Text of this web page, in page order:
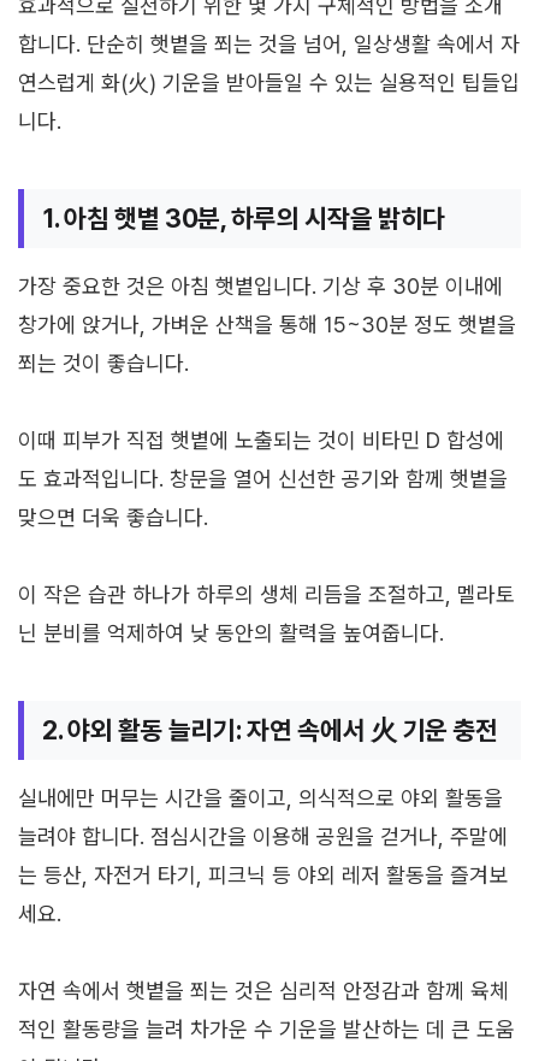
합니다. 단순히 햇볕을 쬐는 것을 넘어, 일상생활 속에서 자
연스럽게 화(火) 기운을 받아들일 수 있는 실용적인 팁들입
니다.
1. 아침 햇볕 30분, 하루의 시작을 밝히다
가장 중요한 것은 아침 햇볕입니다. 기상 후 30분 이내에
창가에 앉거나, 가벼운 산책을 통해 15~30분 정도 햇볕을
쬐는 것이 좋습니다.
이때 피부가 직접 햇볕에 노출되는 것이 비타민 D 합성에
도 효과적입니다. 창문을 열어 신선한 공기와 함께 햇볕을
맞으면 더욱 좋습니다.
이 작은 습관 하나가 하루의 생체 리듬을 조절하고, 멜라토
닌 분비를 억제하여 낮 동안의 활력을 높여줍니다.
2. 야외 활동 늘리기: 자연 속에서 火 기운 충전
실내에만 머무는 시간을 줄이고, 의식적으로 야외 활동을
늘려야 합니다. 점심시간을 이용해 공원을 걷거나, 주말에
는 등산, 자전거 타기, 피크닉 등 야외 레저 활동을 즐겨보
세요.
자연 속에서 햇볕을 쬐는 것은 심리적 안정감과 함께 육체
적인 활동량을 늘려 차가운 수 기운을 발산하는 데 큰 도움